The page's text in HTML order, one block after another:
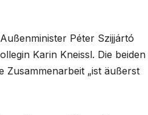
Péter Szijjártó
Karin Kneissl. Die beiden
Zusammenarbeit „ist äußerst